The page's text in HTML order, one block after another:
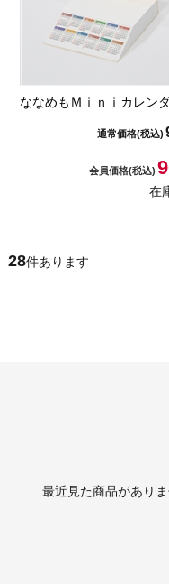
ななめもＭｉｎｉカレン
通常価格(税込)
会員価格(税込)
在
28件あります
最近見た商品があり